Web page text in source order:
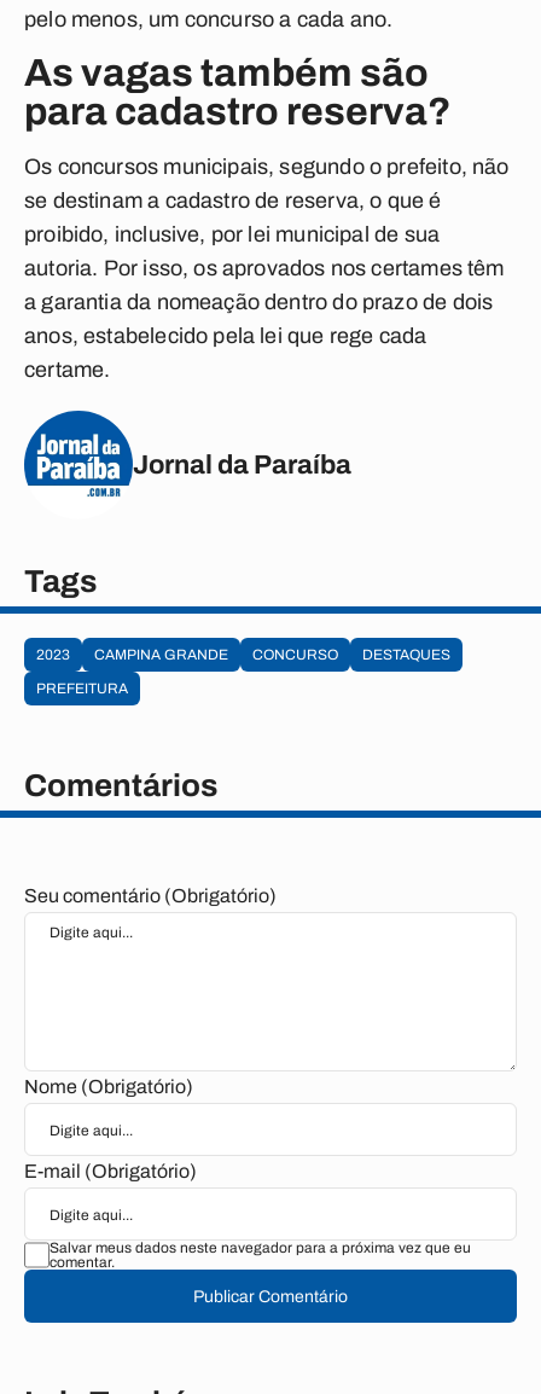
pelo menos, um concurso a cada ano.
As vagas também são
para cadastro reserva?
Os concursos municipais, segundo o prefeito, não
se destinam a cadastro de reserva, o que é
proibido, inclusive, por lei municipal de sua
autoria. Por isso, os aprovados nos certames têm
a garantia da nomeação dentro do prazo de dois
anos, estabelecido pela lei que rege cada
certame.
Jornal da Paraíba
Tags
2023 CAMPINA GRANDE CONCURSO
DESTAQUES
PREFEITURA
Comentários
Seu comentário (Obrigatório)
Nome (Obrigatório)
E-mail (Obrigatório)
Salvar meus dados neste navegador para a próxima vez que eu
comentar.
Publicar Comentário